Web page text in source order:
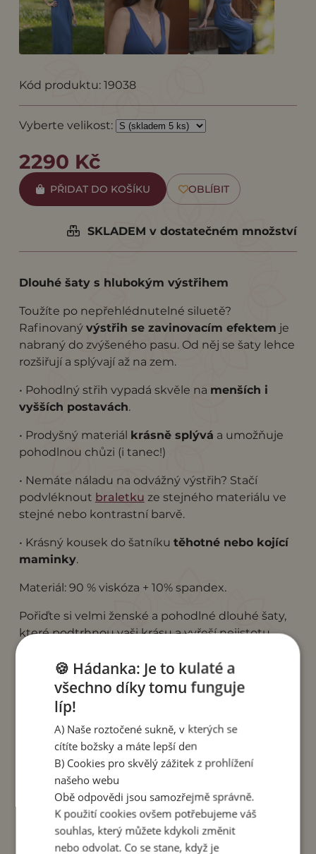
Kód produktu: 19038
Vyberte velikost:
2290 Kč
PŘIDAT DO KOŠÍKU OBLÍBIT
SKLADEM v dostatečném množství
Dlouhé šaty s hlubokým výstřihem
Toužíte po nepřehlédnutelné siluetě?
Rafinovaný výstřih se zavinovacím efektem je
nabraný do zvýšeného pasu. Od něj se šaty lehce
rozšiřují a splývají až na zem.
• Pohodlný střih vypadá skvěle na menších i
vyšších postavách.
• Prodyšný materiál krásně splývá a umožňuje
pohodlnou chůzi (i tanec!)
• Nemáte náladu na odvážný výstřih? Stačí
podvléknout braletku ze stejného materiálu ve
stejné nebo kontrastní barvě.
• Krásný kousek do šatníku těhotné nebo kojící
maminky.
Materiál: 90 % viskóza + 10% spandex.
Pořiďte si velmi ženské a pohodlné dlouhé šaty,
které podtrhnou vaši krásu a vyřeší nejistotu
Pro správnou velikost šatů Loona použijte tuto
velikostní tabulku. Obvod lemu pod prsy, obvod
boků a délka šatů je uvedena v cm.
obvod lemu pod
prsy
obvod
délka
64-86 124
122
68-88 128
123
70-90 132
🍪 Hádanka: Je to kulaté a
všechno díky tomu funguje
líp!
A) Naše roztočené sukně, v kterých se
cítíte božsky a máte lepší den
B) Cookies pro skvělý zážitek z prohlížení
našeho webu
Obě odpovědi jsou samozřejmě správně.
K použití cookies ovšem potřebujeme váš
souhlas, který můžete kdykoli změnit
nebo odvolat. Co se stane, když je